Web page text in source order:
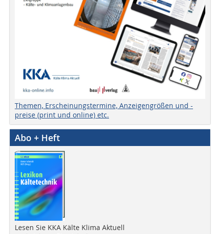
Themen, Erscheinungstermine, Anzeigengrößen und -
preise (print und online) etc.
Abo + Heft
Lesen Sie KKA Kälte Klima Aktuell